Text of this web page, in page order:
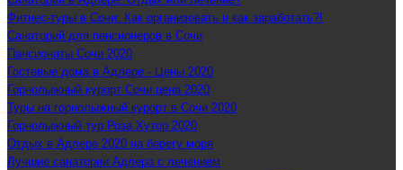
Фитнес-туры в Сочи: Как организовать и как заработать?!
Санаторий для пенсионеров в Сочи
Пансионаты Сочи 2020
Гостевые дома в Адлере - Цены 2020
Горнолыжный курорт Сочи цена 2020
Туры на горнолыжный курорт в Сочи 2020
Горнолыжный тур Роза Хутор 2020
Отдых в Адлере 2020 на берегу моря
Лучшие санатории Адлера с лечением